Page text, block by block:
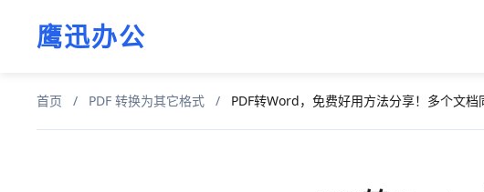
鹰迅办公
首页 / PDF 转换为其它格式 / PDF转Word，免费好用方法分享！多个文档